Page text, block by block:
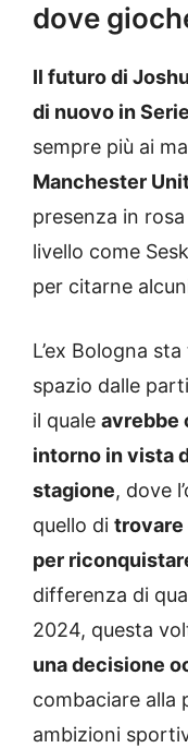
dove
Il futuro di
di nuovo in
sempre più ai
Manchester
presenza in
livello come
per citarne
L’ex Bologna
spazio dalle
il quale avrebbe
intorno in vista
stagione, dove
quello di trovare
per
differenza di
2024, questa
una decisione
combaciare alla
ambizioni